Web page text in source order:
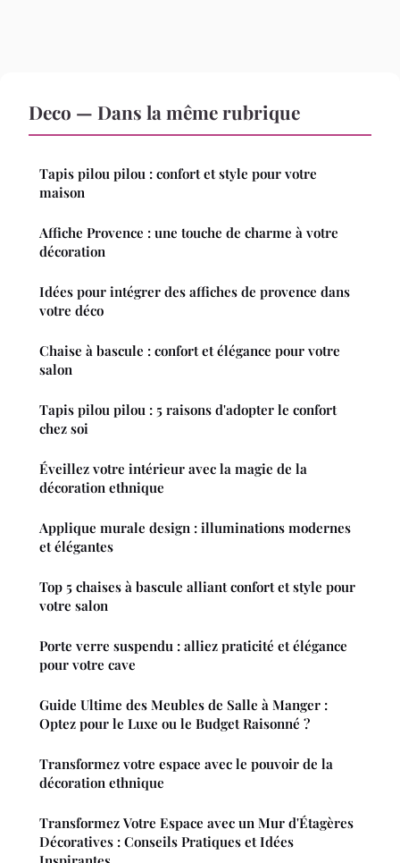
Deco — Dans la même rubrique
Tapis pilou pilou : confort et style pour votre
maison
Affiche Provence : une touche de charme à votre
décoration
Idées pour intégrer des affiches de provence dans
votre déco
Chaise à bascule : confort et élégance pour votre
salon
Tapis pilou pilou : 5 raisons d'adopter le confort
chez soi
Éveillez votre intérieur avec la magie de la
décoration ethnique
Applique murale design : illuminations modernes
et élégantes
Top 5 chaises à bascule alliant confort et style pour
votre salon
Porte verre suspendu : alliez praticité et élégance
pour votre cave
Guide Ultime des Meubles de Salle à Manger :
Optez pour le Luxe ou le Budget Raisonné ?
Transformez votre espace avec le pouvoir de la
décoration ethnique
Transformez Votre Espace avec un Mur d'Étagères
Décoratives : Conseils Pratiques et Idées